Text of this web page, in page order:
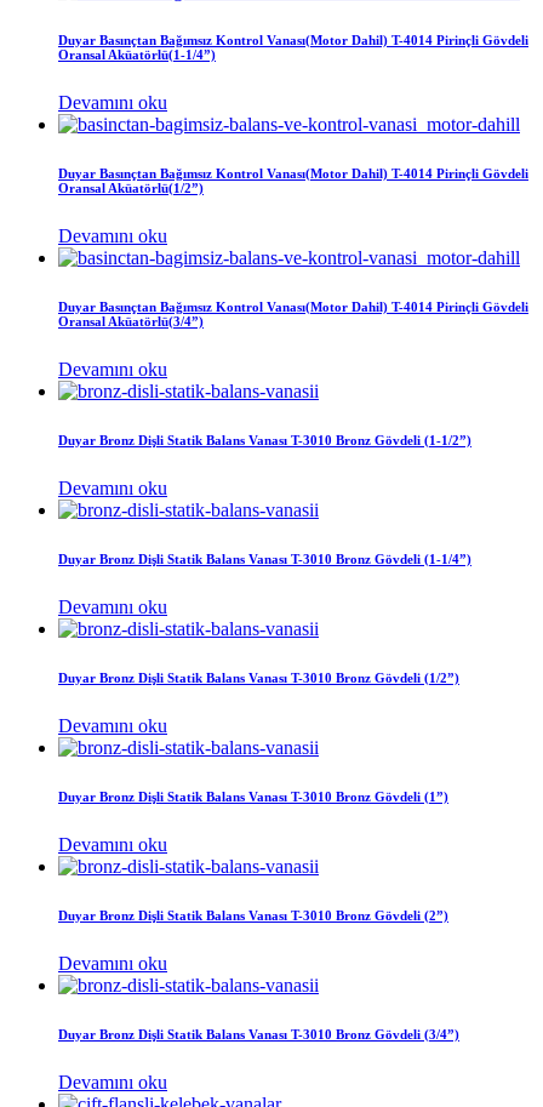
Duyar Basınçtan Bağımsız Kontrol Vanası(Motor Dahil) T-4014 Pirinçli Gövdeli
Oransal Aküatörlü(1-1/4”)
Devamını oku
Duyar Basınçtan Bağımsız Kontrol Vanası(Motor Dahil) T-4014 Pirinçli Gövdeli
Oransal Aküatörlü(1/2”)
Devamını oku
Duyar Basınçtan Bağımsız Kontrol Vanası(Motor Dahil) T-4014 Pirinçli Gövdeli
Oransal Aküatörlü(3/4”)
Devamını oku
Duyar Bronz Dişli Statik Balans Vanası T-3010 Bronz Gövdeli (1-1/2”)
Devamını oku
Duyar Bronz Dişli Statik Balans Vanası T-3010 Bronz Gövdeli (1-1/4”)
Devamını oku
Duyar Bronz Dişli Statik Balans Vanası T-3010 Bronz Gövdeli (1/2”)
Devamını oku
Duyar Bronz Dişli Statik Balans Vanası T-3010 Bronz Gövdeli (1”)
Devamını oku
Duyar Bronz Dişli Statik Balans Vanası T-3010 Bronz Gövdeli (2”)
Devamını oku
Duyar Bronz Dişli Statik Balans Vanası T-3010 Bronz Gövdeli (3/4”)
Devamını oku